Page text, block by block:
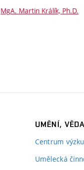
MgA. Martin Králík, Ph.D.
UMĚNÍ,
Centrum
Umělecká